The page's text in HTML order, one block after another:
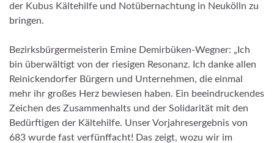
der Kubus Kältehilfe und Notübernachtung in Neukölln zu
bringen.
Bezirksbürgermeisterin Emine Demirbüken-Wegner: „Ich
bin überwältigt von der riesigen Resonanz. Ich danke allen
Reinickendorfer Bürgern und Unternehmen, die einmal
mehr ihr großes Herz bewiesen haben. Ein beeindruckendes
Zeichen des Zusammenhalts und der Solidarität mit den
Bedürftigen der Kältehilfe. Unser Vorjahresergebnis von
683 wurde fast verfünffacht! Das zeigt, wozu wir im